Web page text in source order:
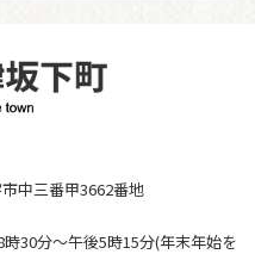
中三番甲3662番地
30分～午後5時15分(年末年始を